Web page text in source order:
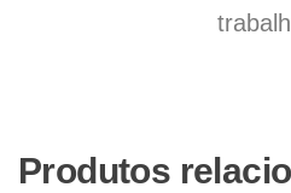
Produtos